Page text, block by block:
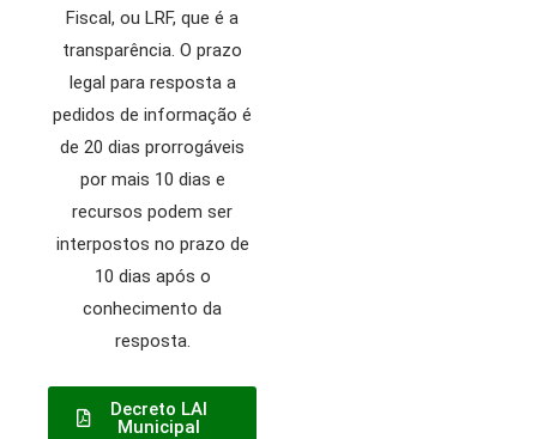
Fiscal, ou LRF, que é a
transparência. O prazo
legal para resposta a
pedidos de informação é
de 20 dias prorrogáveis
por mais 10 dias e
recursos podem ser
interpostos no prazo de
10 dias após o
conhecimento da
resposta.
Decreto LAI
Municipal